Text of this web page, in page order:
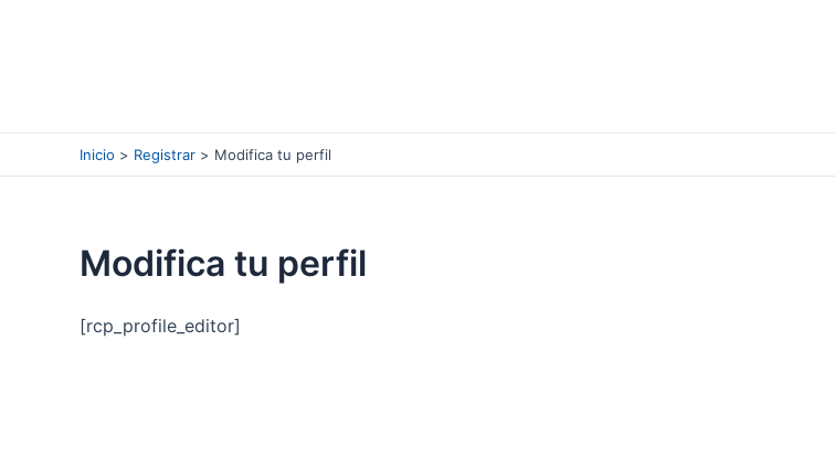
Inicio Registrar Modifica tu perfil
Modifica tu perfil
[rcp_profile_editor]